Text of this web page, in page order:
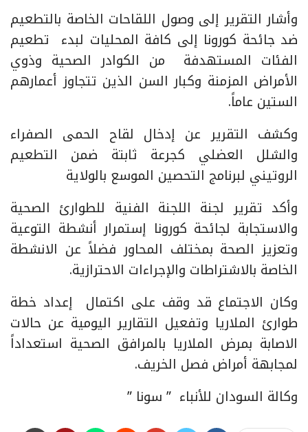
وأشار التقرير إلى وصول اللقاحات الخاصة بالتطعيم
ضد جائحة كورونا إلى كافة المحليات لبدء تطعيم
الفئات المستهدفة من الكوادر الصحية وذوي
الأمراض المزمنة وكبار السن الذين تتجاوز أعمارهم
الستين عاماً.
وكشف التقرير عن إدخال لقاح الحمى الصفراء
والشلل العضلي كجرعة ثابتة ضمن التطعيم
الروتيني لبرنامج التحصين الموسع بالولاية
وأكد تقرير لجنة اللجنة الفنية للطوارئ الصحية
والاستجابة لجائحة كورونا إستمرار أنشطة التوعية
وتعزيز الصحة بمختلف المحاور فضلاً عن الانشطة
الخاصة بالاشتراطات والإجراءات الاحترازية.
وكان الاجتماع قد وقف على اكتمال إعداد خطة
طوارئ الملاريا وتفعيل التقارير اليومية عن حالات
الاصابة بمرض الملاريا بالمرافق الصحية استعداداً
لمجابهة أمراض فصل الخريف.
وكالة السودان للأنباء ” سونا ”